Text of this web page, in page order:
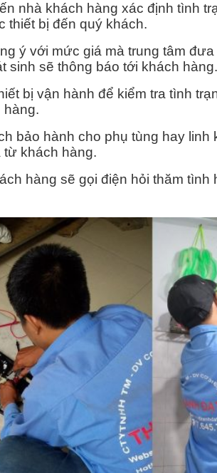
nhà khách hàng xác định tình
thiết bị đến quý khách.
ý với mức giá mà trung tâm
sinh sẽ thông báo tới khách hàng.
bị vận hành để kiểm tra tình
hàng.
bảo hành cho phụ tùng hay
khách hàng.
hàng sẽ gọi điện hỏi thăm tình